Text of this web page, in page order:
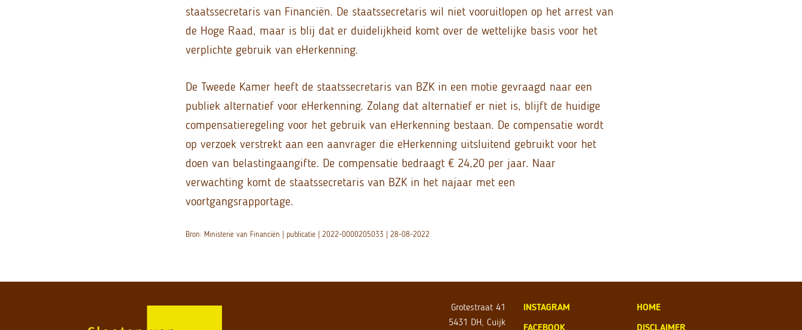
staatssecretaris van Financiën. De staatssecretaris wil niet vooruitlopen op het arrest van
de Hoge Raad, maar is blij dat er duidelijkheid komt over de wettelijke basis voor het
verplichte gebruik van eHerkenning.
De Tweede Kamer heeft de staatssecretaris van BZK in een motie gevraagd naar een
publiek alternatief voor eHerkenning. Zolang dat alternatief er niet is, blijft de huidige
compensatieregeling voor het gebruik van eHerkenning bestaan. De compensatie wordt
op verzoek verstrekt aan een aanvrager die eHerkenning uitsluitend gebruikt voor het
doen van belastingaangifte. De compensatie bedraagt € 24,20 per jaar. Naar
verwachting komt de staatssecretaris van BZK in het najaar met een
voortgangsrapportage.
Bron: Ministerie van Financiën | publicatie | 2022-0000205033 | 28-08-2022
Grotestraat 41
5431 DH, Cuijk
INSTAGRAM
FACEBOOK
HOME
DISCLAIMER